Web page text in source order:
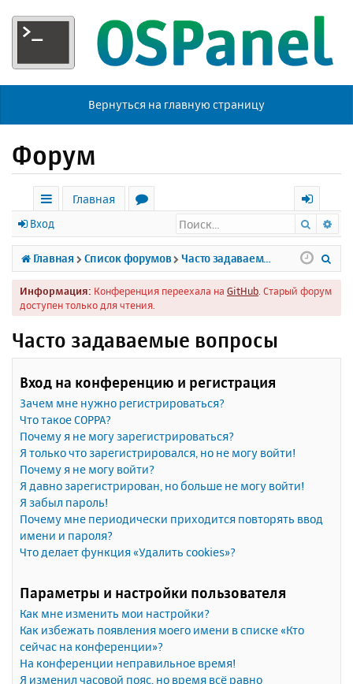
Вернуться на главную страницу
Форум
с
ы
л
к
Главная
р
у
м
х
о
д
Вход Поиск
Главная Список форумов Часто задаваемые вопросы
Информация: Конференция переехала на GitHub . Старый форум
доступен только для чтения.
Часто задаваемые вопросы
Вход на конференцию и регистрация
Зачем мне нужно регистрироваться?
Что такое COPPA?
Почему я не могу зарегистрироваться?
Я только что зарегистрировался, но не могу войти!
Почему я не могу войти?
Я давно зарегистрирован, но больше не могу войти!
Я забыл пароль!
Почему мне периодически приходится повторять ввод
имени и пароля?
Что делает функция «Удалить cookies»?
Параметры и настройки пользователя
Как мне изменить мои настройки?
Как избежать появления моего имени в списке «Кто
сейчас на конференции»?
На конференции неправильное время!
Я изменил часовой пояс, но время всё равно